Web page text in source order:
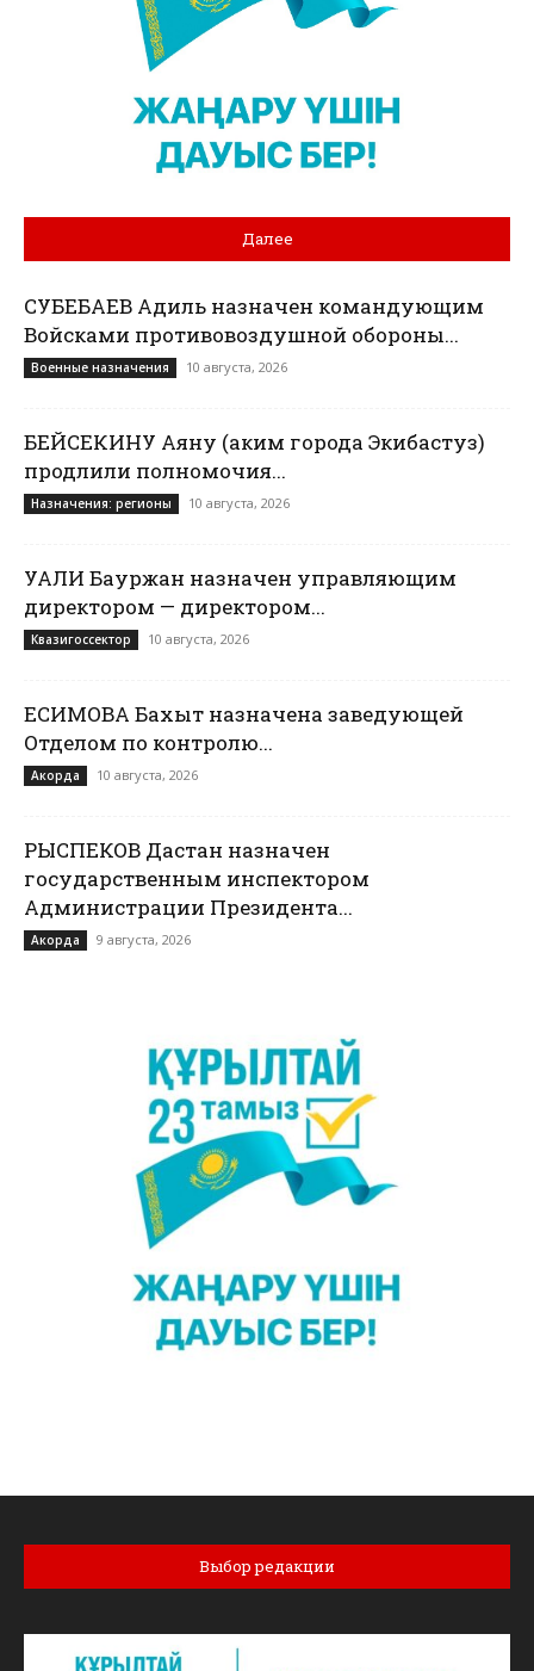
Далее
СУБЕБАЕВ Адиль назначен командующим
Войсками противовоздушной обороны...
Военные назначения 10 августа, 2026
БЕЙСЕКИНУ Аяну (аким города Экибастуз)
продлили полномочия...
Назначения: регионы 10 августа, 2026
УАЛИ Бауржан назначен управляющим
директором — директором...
Квазигоссектор 10 августа, 2026
ЕСИМОВА Бахыт назначена заведующей
Отделом по контролю...
Акорда 10 августа, 2026
РЫСПЕКОВ Дастан назначен
государственным инспектором
Администрации Президента...
Акорда 9 августа, 2026
Выбор редакции